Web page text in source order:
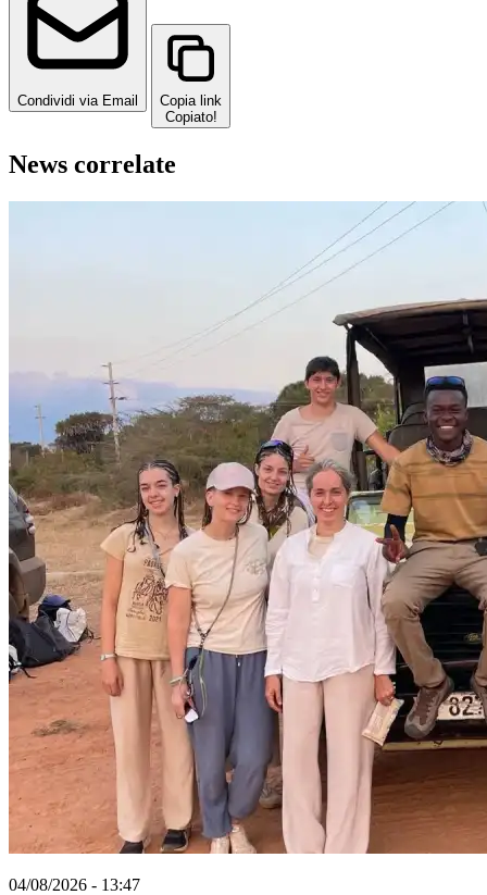
Condividi via Email
Copia link
Copiato!
News correlate
04/08/2026 - 13:47